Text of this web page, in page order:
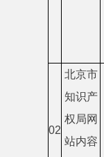
02
北京市
知识产
权局网
站内容